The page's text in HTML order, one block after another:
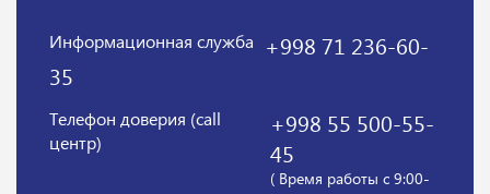
Информационная служба
+998 71 236-60-
35
Телефон доверия (call
центр)
+998 55 500-55-
45
( Время работы с 9:00-